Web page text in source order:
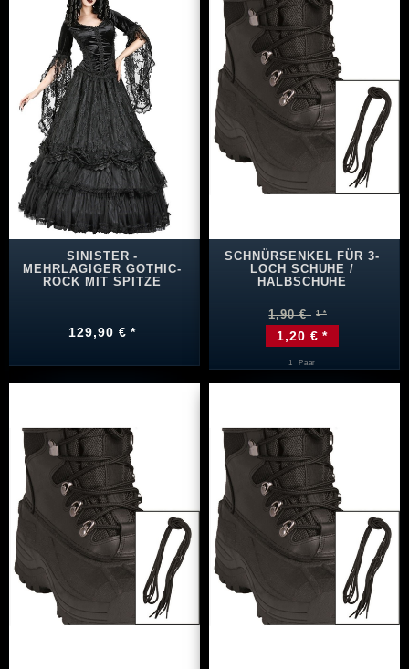
SINISTER -
MEHRLAGIGER GOTHIC-
ROCK MIT SPITZE
129,90 € *
SCHNÜRSENKEL FÜR 3-
LOCH SCHUHE /
HALBSCHUHE
1,90 €
1,20 € *
1 Paar